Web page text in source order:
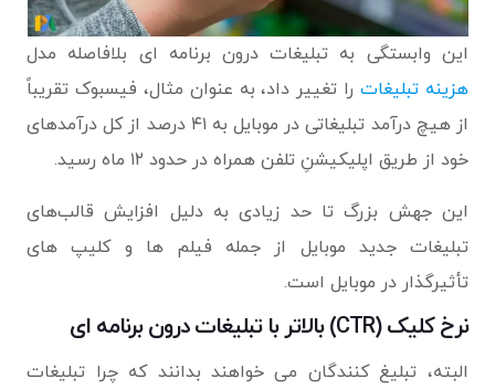
این وابستگی به تبلیغات درون برنامه ای بلافاصله مدل
هزینه تبلیغاترا تغییر داد، به عنوان مثال، فیسبوک تقریباً
از هیچ درآمد تبلیغاتی در موبایل به ۴۱ درصد از کل درآمدهای
خود از طریق اپلیکیشنِ تلفن همراه در حدود ۱۲ ماه رسید.
این جهش بزرگ تا حد زیادی به دلیل افزایش قالب‌های
تبلیغات جدید موبایل از جمله فیلم ها و کلیپ های
تأثیرگذار در موبایل است.
نرخ کلیک (CTR) بالاتر با تبلیغات درون برنامه ای
البته، تبلیغ کنندگان می خواهند بدانند که چرا تبلیغات